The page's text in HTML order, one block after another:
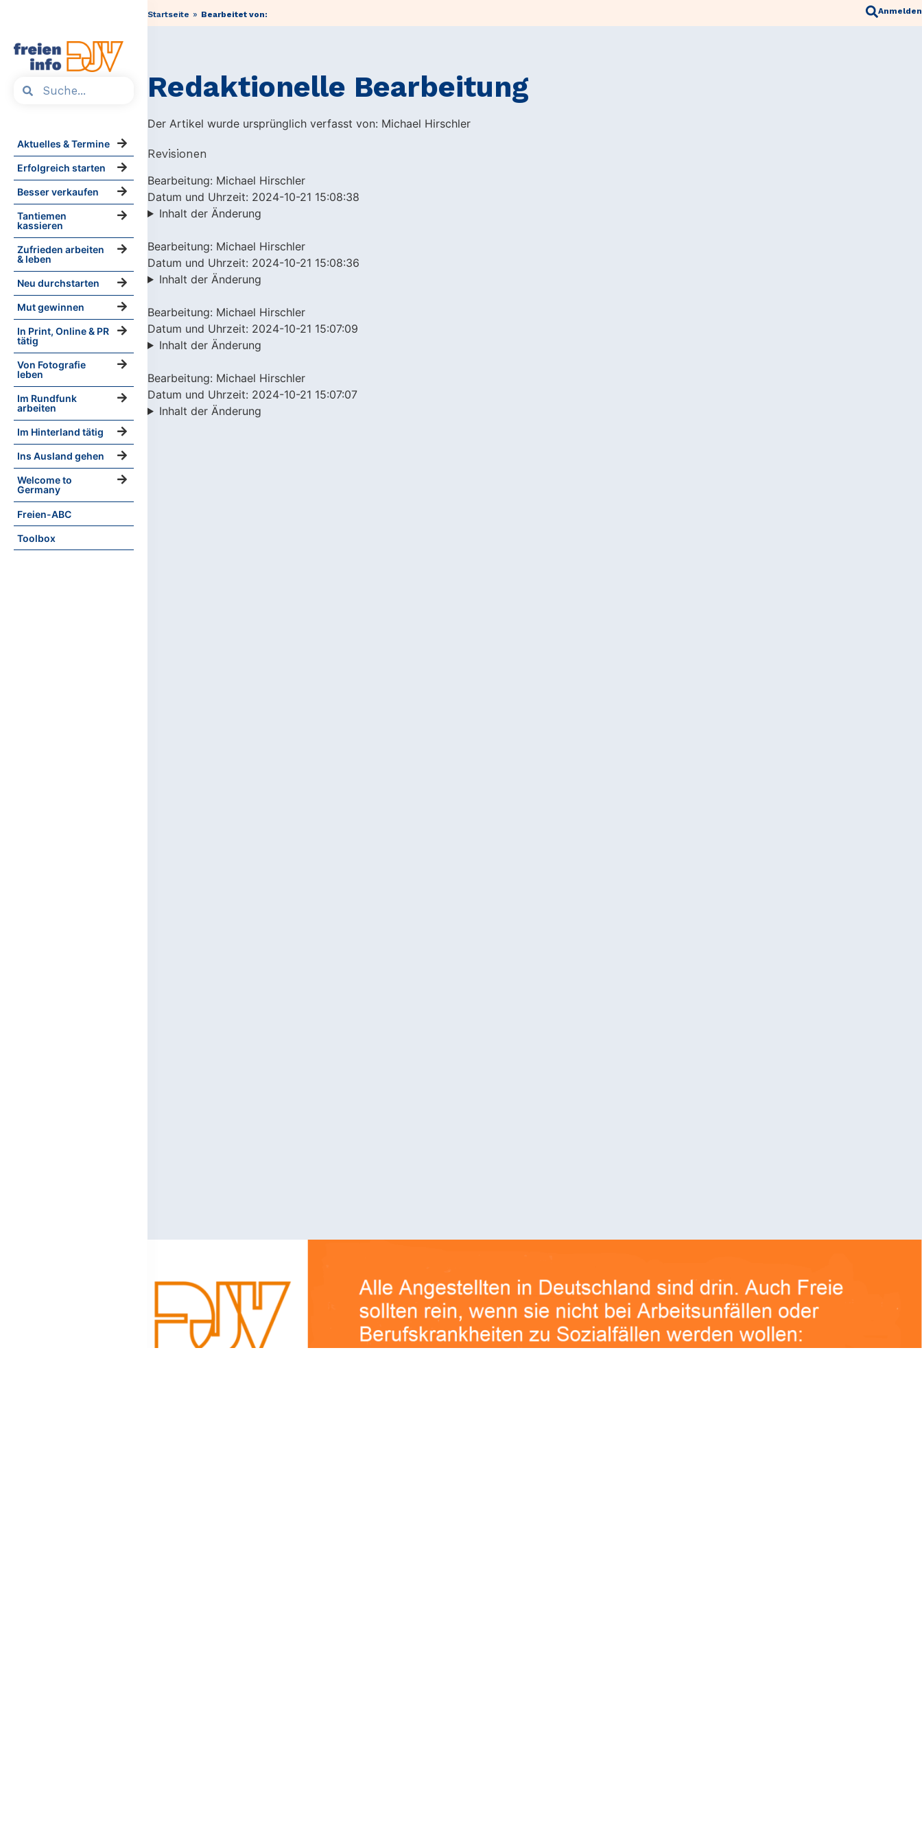
Aktuelles & Termine
Erfolgreich starten
Besser verkaufen
Tantiemen
kassieren
Zufrieden arbeiten
& leben
Neu durchstarten
Mut gewinnen
In Print, Online & PR
tätig
Von Fotografie
leben
Im Rundfunk
arbeiten
Im Hinterland tätig
Ins Ausland gehen
Welcome to
Germany
Freien-ABC
Toolbox
Startseite » Bearbeitet von: Anmelden
Redaktionelle Bearbeitung
Der Artikel wurde ursprünglich verfasst von: Michael Hirschler
Revisionen
Bearbeitung: Michael Hirschler
Datum und Uhrzeit: 2024-10-21 15:08:38
Inhalt der Änderung
Bearbeitung: Michael Hirschler
Datum und Uhrzeit: 2024-10-21 15:08:36
Inhalt der Änderung
Bearbeitung: Michael Hirschler
Datum und Uhrzeit: 2024-10-21 15:07:09
Inhalt der Änderung
Bearbeitung: Michael Hirschler
Datum und Uhrzeit: 2024-10-21 15:07:07
Inhalt der Änderung